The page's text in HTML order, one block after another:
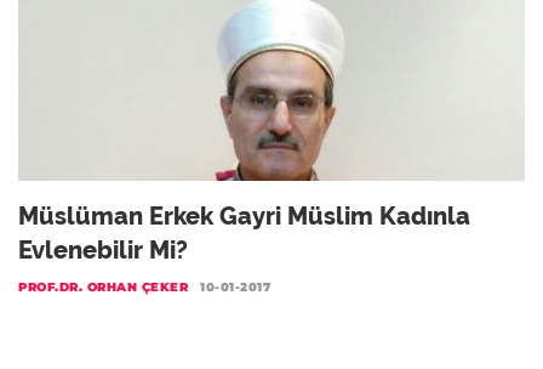
Müslüman Erkek Gayri Müslim Kadınla
Evlenebilir Mi?
PROF.DR. ORHAN ÇEKER 10-01-2017